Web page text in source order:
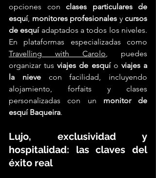
opciones con clases particulares de
esquí, monitores profesionales y cursos
de esquí adaptados a todos los niveles.
Travelling with Carolo , puedes
organizar tus viajes de esquí o viajes a
la nieve con facilidad, incluyendo
alojamiento, forfaits y clases
personalizadas con un monitor de
esquí Baqueira.
Lujo, exclusividad y
hospitalidad: las claves del
éxito real